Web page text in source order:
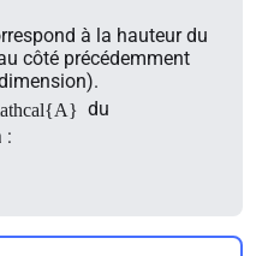
à la hauteur du
côté précédemment
du
: